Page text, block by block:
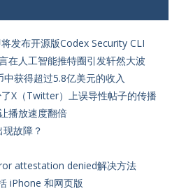
发布开源版Codex Security CLI
在人工智能推特圈引发轩然大波
获得超过5.8亿美元的收入
X（Twitter）上误导性帖子的传播
播放速度翻倍
故障？
attestation denied解决方法
iPhone 和网页版